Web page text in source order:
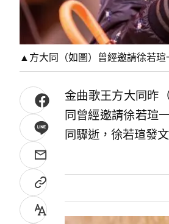
▲方大同（如圖）曾經邀請徐若瑄
金曲歌王方大同昨
同曾經邀請徐若瑄
同驟逝，徐若瑄發